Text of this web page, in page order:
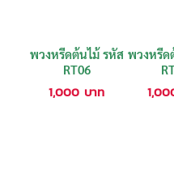
พวงหรีดต้นไม้ รหัส
RT06
1,000 บาท
พวงหรีด